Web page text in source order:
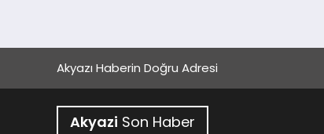
Akyazı Haberin Doğru Adresi
Akyazi Son Haber